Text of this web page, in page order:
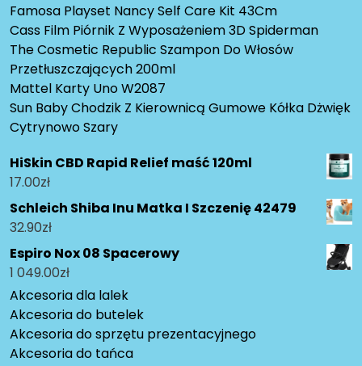
Famosa Playset Nancy Self Care Kit 43Cm
Cass Film Piórnik Z Wyposażeniem 3D Spiderman
The Cosmetic Republic Szampon Do Włosów
Przetłuszczających 200ml
Mattel Karty Uno W2087
Sun Baby Chodzik Z Kierownicą Gumowe Kółka Dżwięk
Cytrynowo Szary
HiSkin CBD Rapid Relief maść 120ml
17.00zł
Schleich Shiba Inu Matka I Szczenię 42479
32.90zł
Espiro Nox 08 Spacerowy
1 049.00zł
Akcesoria dla lalek
Akcesoria do butelek
Akcesoria do sprzętu prezentacyjnego
Akcesoria do tańca